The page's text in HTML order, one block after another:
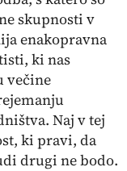
skupnosti v
enakopravna
ki nas
večine
Naj v tej
ki pravi, da
drugi ne bodo.